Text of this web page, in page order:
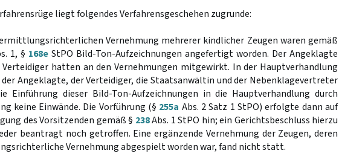
liegt folgendes Verfahrensgeschehen zugrunde:
Vernehmung mehrerer kindlicher Zeugen waren gemäß
1, § 168e StPO Bild-Ton-Aufzeichnungen angefertigt worden. Der Angeklagte
Verteidiger hatten an den Vernehmungen mitgewirkt. In der Hauptverhandlung
Angeklagte, der Verteidiger, die Staatsanwältin und der Nebenklagevertreter
Einführung dieser Bild-Ton-Aufzeichnungen in die Hauptverhandlung durch
keine Einwände. Die Vorführung (§ 255a Abs. 2 Satz 1 StPO) erfolgte dann auf
des Vorsitzenden gemäß § 238Abs. 1 StPO hin; ein Gerichtsbeschluss hierzu
beantragt noch getroffen. Eine ergänzende Vernehmung der Zeugen, deren
Vernehmung abgespielt worden war, fand nicht statt.